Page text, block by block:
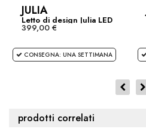
JULIA
Letto di design Julia LED
399,00 €
CONSEGNA: UNA SETTIMANA
prodotti correlati